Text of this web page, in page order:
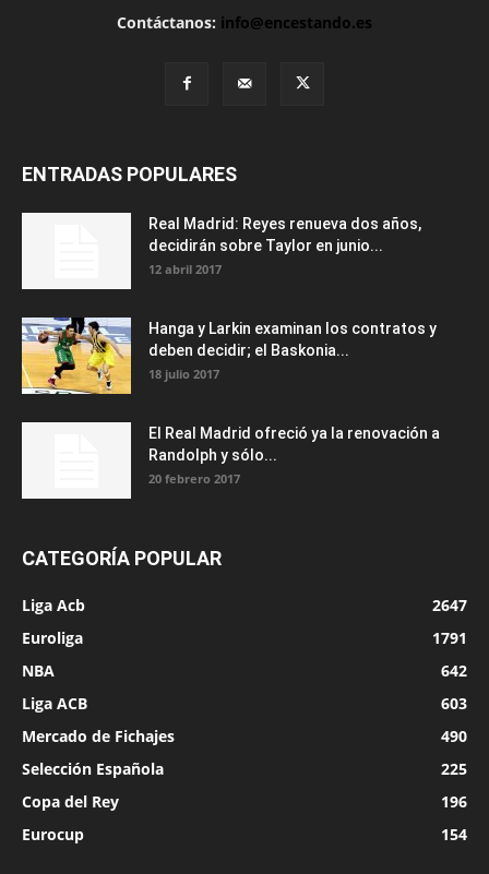
Contáctanos: info@encestando.es
ENTRADAS POPULARES
Real Madrid: Reyes renueva dos años,
decidirán sobre Taylor en junio...
12 abril 2017
Hanga y Larkin examinan los contratos y
deben decidir; el Baskonia...
18 julio 2017
El Real Madrid ofreció ya la renovación a
Randolph y sólo...
20 febrero 2017
CATEGORÍA POPULAR
Liga Acb
2647
Euroliga
1791
NBA
642
Liga ACB
603
Mercado de Fichajes
490
Selección Española
225
Copa del Rey
196
Eurocup
154